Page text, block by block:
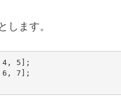
ます。
5];
7];